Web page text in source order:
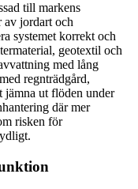
till markens
av jordart och
systemet korrekt och
geotextil och
med lång
regnträdgård,
jämna ut flöden under
där mer
risken för